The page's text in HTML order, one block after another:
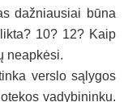
dažniausiai būna
10? 12? Kaip
neapkėsi.
verslo sąlygos
vadybininku.